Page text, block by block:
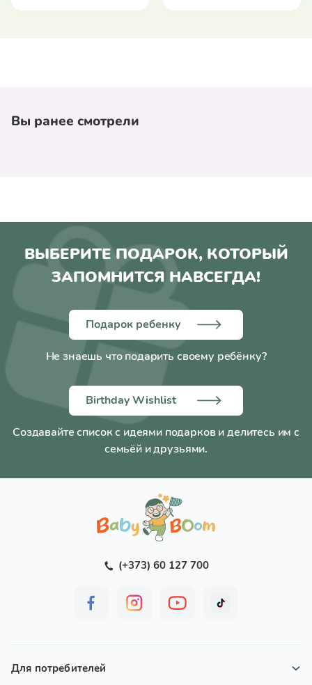
Вы ранее смотрели
ВЫБЕРИТЕ ПОДАРОК, КОТОРЫЙ
ЗАПОМНИТСЯ НАВСЕГДА!
Подарок ребенку
Не знаешь что подарить своему ребёнку?
Birthday Wishlist
Создавайте список с идеями подарков и делитесь им с
семьёй и друзьями.
(+373) 60 127 700
Для потребителей